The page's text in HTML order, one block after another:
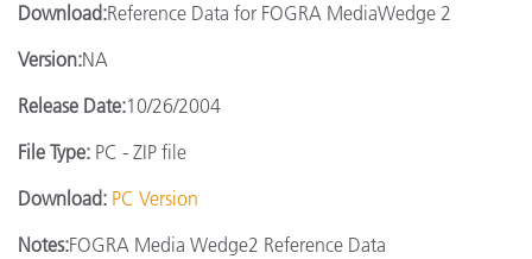
Download:Reference Data for FOGRA MediaWedge 2
Version:NA
Release Date:10/26/2004
File Type: PC - ZIP file
Download: PC Version
Notes:FOGRA Media Wedge2 Reference Data